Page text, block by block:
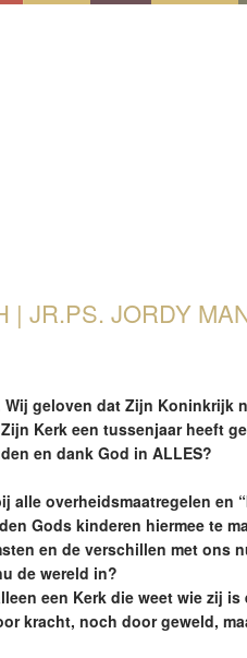
| JR.PS. JORDY
geloven dat Zijn Koninkrijk
Kerk een tussenjaar heeft
en dank God in ALLES?
overheidsmaatregelen en
Gods kinderen hiermee te
en de verschillen met ons
de wereld in?
een Kerk die weet wie zij is
kracht, noch door geweld,